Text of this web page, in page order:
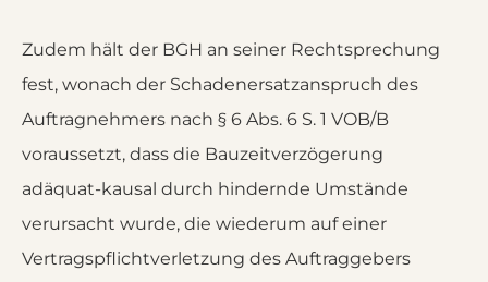
Zudem hält der BGH an seiner Rechtsprechung
fest, wonach der Schadenersatzanspruch des
Auftragnehmers nach § 6 Abs. 6 S. 1 VOB/B
voraussetzt, dass die Bauzeitverzögerung
adäquat-kausal durch hindernde Umstände
verursacht wurde, die wiederum auf einer
Vertragspflichtverletzung des Auftraggebers